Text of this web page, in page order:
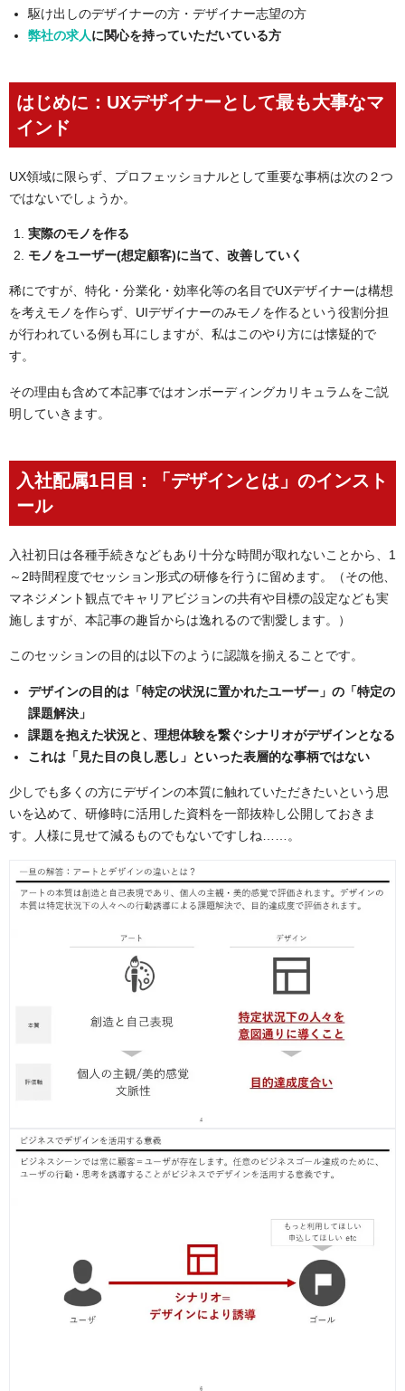
駆け出しのデザイナーの方・デザイナー志望の方
弊社の求人に関心を持っていただいている方
はじめに：UXデザイナーとして最も大事なマ
インド
UX領域に限らず、プロフェッショナルとして重要な事柄は次の２つ
ではないでしょうか。
実際のモノを作る
モノをユーザー(想定顧客)に当て、改善していく
稀にですが、特化・分業化・効率化等の名目でUXデザイナーは構想
を考えモノを作らず、UIデザイナーのみモノを作るという役割分担
が行われている例も耳にしますが、私はこのやり方には懐疑的で
す。
その理由も含めて本記事ではオンボーディングカリキュラムをご説
明していきます。
入社配属1日目：「デザインとは」のインスト
ール
入社初日は各種手続きなどもあり十分な時間が取れないことから、1
～2時間程度でセッション形式の研修を行うに留めます。（その他、
マネジメント観点でキャリアビジョンの共有や目標の設定なども実
施しますが、本記事の趣旨からは逸れるので割愛します。）
このセッションの目的は以下のように認識を揃えることです。
デザインの目的は「特定の状況に置かれたユーザー」の「特定の
課題解決」
課題を抱えた状況と、理想体験を繋ぐシナリオがデザインとなる
これは「見た目の良し悪し」といった表層的な事柄ではない
少しでも多くの方にデザインの本質に触れていただきたいという思
いを込めて、研修時に活用した資料を一部抜粋し公開しておきま
す。人様に見せて減るものでもないですしね……。